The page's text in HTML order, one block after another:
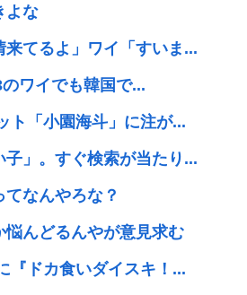
よな
てるよ」ワイ「すいま...
ワイでも韓国で...
ト「小園海斗」に注が...
子」。すぐ検索が当たり...
なんやろな？
んどるんやが意見求む
『ドカ食いダイスキ！...